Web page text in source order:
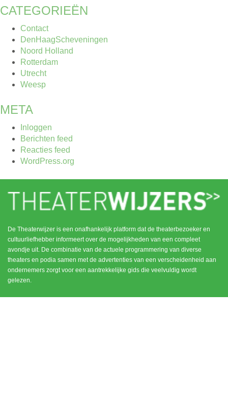
CATEGORIEËN
Contact
DenHaagScheveningen
Noord Holland
Rotterdam
Utrecht
Weesp
META
Inloggen
Berichten feed
Reacties feed
WordPress.org
De Theaterwijzer is een onafhankelijk platform dat de theaterbezoeker en
cultuurliefhebber informeert over de mogelijkheden van een compleet
avondje uit. De combinatie van de actuele programmering van diverse
theaters en podia samen met de advertenties van een verscheidenheid aan
ondernemers zorgt voor een aantrekkelijke gids die veelvuldig wordt
gelezen.